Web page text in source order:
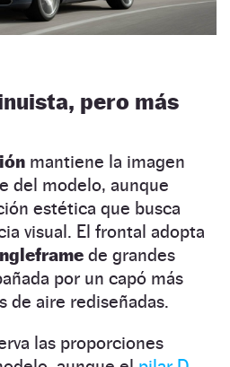
pero más
mantiene la imagen
del modelo, aunque
estética que busca
visual. El frontal adopta
de grandes
por un capó más
de aire rediseñadas.
las proporciones